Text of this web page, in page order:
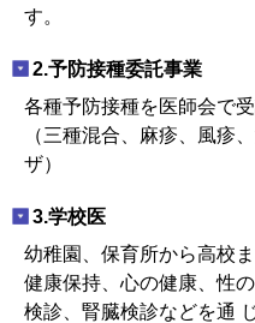
す。
2.予防接種委託事業
各種予防接種を医師会で受
（三種混合、麻疹、風疹
ザ）
3.学校医
幼稚園、保育所から高校
健康保持、心の健康、性
検診、腎臓検診などを通